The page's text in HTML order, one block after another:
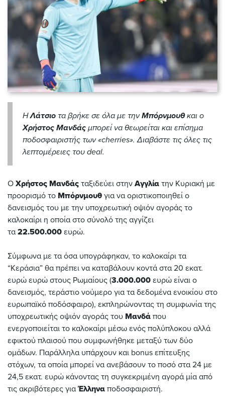
ΗΛάτσιο τα βρήκε σε όλα με τηνΜπόρνμουθκαι ο
Χρήστος Μανδάς μπορεί να θεωρείται και επίσημα
ποδοσφαιριστής των «cherries». Διαβάστε τις όλες τις
λεπτομέρειες του deal.
O Χρήστος Μανδάς ταξιδεύει στην Αγγλία την Κυριακή με
προορισμό το Μπόρνμουθ για να οριστικοποιηθεί ο
δανεισμός του με την υποχρεωτική οψιόν αγοράς το
καλοκαίρι η οποία στο σύνολό της αγγίζει
τα 22.500.000 ευρώ.
Σύμφωνα με τα όσα υπογράφηκαν, το καλοκαίρι τα
“Κεράσια” θα πρέπει να καταβάλουν κοντά στα 20 εκατ.
ευρώ ευρώ στους Ρωμαίους (3.000.000 ευρώ είναι ο
δανεισμός, τεράστιο νούμερο για τα δεδομένα ενοικίου στο
ευρωπαϊκό ποδόσφαιρο), εκπληρώνοντας τη συμφωνία της
υποχρεωτικής οψιόν αγοράς του Μανδά που
ενεργοποιείται το καλοκαίρι μέσω ενός πολύπλοκου αλλά
εφικτού πλαισού που συμφωνήθηκε μεταξύ των δύο
ομάδων. Παράλληλα υπάρχουν και bonus επίτευξης
στόχων, τα οποία μπορεί να ανεβάσουν το ποσό στα 24 με
24,5 εκατ. ευρώ κάνοντας τη συγκεκριμένη αγορά μία από
τις ακριβότερες για Έλληνα ποδοσφαιριστή.